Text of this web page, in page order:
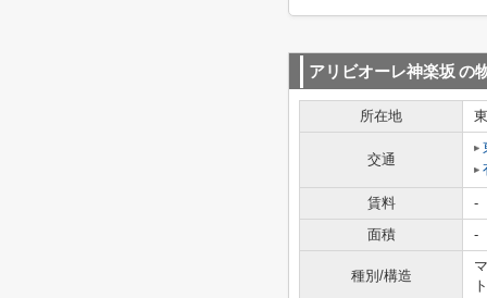
アリビオーレ神楽坂 の
所在地
交通
賃料
-
面積
-
種別/構造
ト